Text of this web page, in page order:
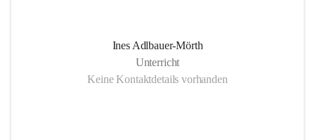
Ines Adlbauer-Mörth
Unterricht
Keine Kontaktdetails vorhanden